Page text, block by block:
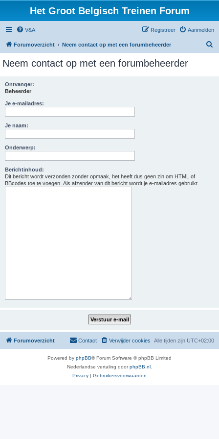
Het Groot Belgisch Treinen Forum
V&A Aanmelden
Registreer
Forumoverzicht Neem contact op met een forumbeheerder
Neem contact op met een forumbeheerder
Ontvanger:
Beheerder
Je e-mailadres:
Je naam:
Onderwerp:
Berichtinhoud:
Dit bericht wordt verzonden zonder opmaak, het heeft dus geen zin om HTML of
BBcodes toe te voegen. Als afzender van dit bericht wordt je e-mailadres gebruikt.
Forumoverzicht Alle tijden zijn UTC+02:00
Verwijder cookies
Contact
Powered by phpBB® Forum Software © phpBB Limited
Nederlandse vertaling doorphpBB.nl
Privacy | Gebruikersvoorwaarden